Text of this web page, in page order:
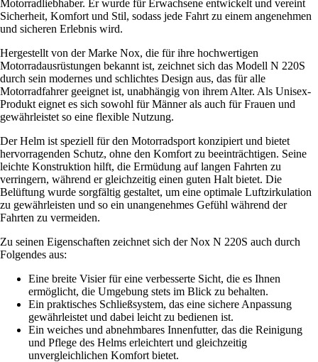
Motorradliebhaber. Er wurde für Erwachsene entwickelt und vereint
Sicherheit, Komfort und Stil, sodass jede Fahrt zu einem angenehmen
und sicheren Erlebnis wird.
Hergestellt von der Marke Nox, die für ihre hochwertigen
Motorradausrüstungen bekannt ist, zeichnet sich das Modell N 220S
durch sein modernes und schlichtes Design aus, das für alle
Motorradfahrer geeignet ist, unabhängig von ihrem Alter. Als Unisex-
Produkt eignet es sich sowohl für Männer als auch für Frauen und
gewährleistet so eine flexible Nutzung.
Der Helm ist speziell für den Motorradsport konzipiert und bietet
hervorragenden Schutz, ohne den Komfort zu beeinträchtigen. Seine
leichte Konstruktion hilft, die Ermüdung auf langen Fahrten zu
verringern, während er gleichzeitig einen guten Halt bietet. Die
Belüftung wurde sorgfältig gestaltet, um eine optimale Luftzirkulation
zu gewährleisten und so ein unangenehmes Gefühl während der
Fahrten zu vermeiden.
Zu seinen Eigenschaften zeichnet sich der Nox N 220S auch durch
Folgendes aus:
Eine breite Visier für eine verbesserte Sicht, die es Ihnen
ermöglicht, die Umgebung stets im Blick zu behalten.
Ein praktisches Schließsystem, das eine sichere Anpassung
gewährleistet und dabei leicht zu bedienen ist.
Ein weiches und abnehmbares Innenfutter, das die Reinigung
und Pflege des Helms erleichtert und gleichzeitig
unvergleichlichen Komfort bietet.